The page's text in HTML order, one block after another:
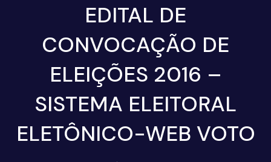
EDITAL DE
CONVOCAÇÃO DE
ELEIÇÕES 2016 –
SISTEMA ELEITORAL
ELETÔNICO-WEB VOTO